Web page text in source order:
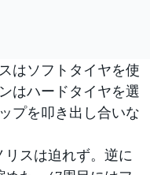
はソフトタイヤを使
はハードタイヤを選
プを叩き出し合いな
スは迫れず。逆に